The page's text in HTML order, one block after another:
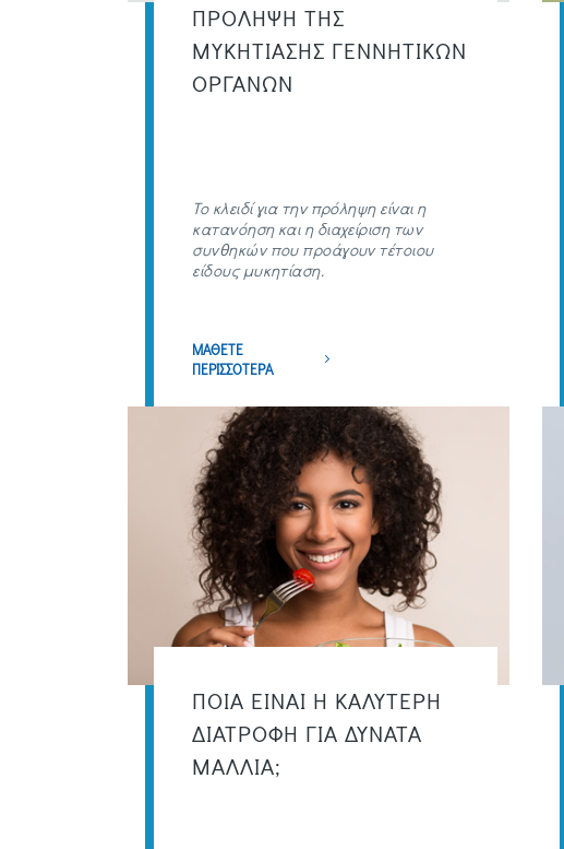
ΠΡΟΛΗΨΗ ΤΗΣ
ΜΥΚΗΤΙΑΣΗΣ ΓΕΝΝΗΤΙΚΩΝ
ΟΡΓΑΝΩΝ
Το κλειδί για την πρόληψη είναι η
κατανόηση και η διαχείριση των
συνθηκών που προάγουν τέτοιου
είδους μυκητίαση.
ΜΑΘΕΤΕ
ΠΕΡΙΣΣΟΤΕΡΑ
ΠΟΙΑ ΕΙΝΑΙ Η ΚΑΛΥΤΕΡΗ
ΔΙΑΤΡΟΦΗ ΓΙΑ ΔΥΝΑΤΑ
ΜΑΛΛΙΑ;